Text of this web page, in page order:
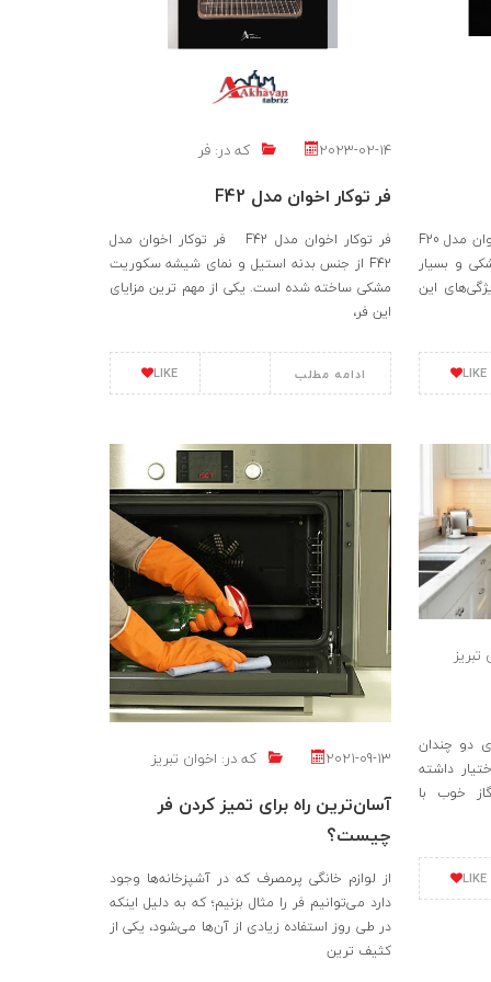
2023-02-14 که در: فر
فر توکار اخوان مدل F42
فر توکار اخوان مدل F42 فر توکار اخوان مدل
F42 از جنس بدنه استیل و نمای شیشه سکوریت
مشکی ساخته شده است. یکی از مهم ترین مزایای
این فر،
LIKE ادامه مطلب
فر توکار اخوان مدل F20 فر توکار اخوان مدل F20
و بسیار
این
LIKE
2021-09-13 که در: اخوان تبریز
آسان‌ترین راه برای تمیز کردن فر
چیست؟
از لوازم خانگی پرمصرف که در آشپزخانه‌ها وجود
دارد می‌توانیم فر را مثال بزنیم؛ که به دلیل اینکه
در طی روز استفاده زیادی از آن‌ها می‌شود، یکی از
کثیف ‌ترین
تبریز
دو چندان
داشته
خوب با
LIKE